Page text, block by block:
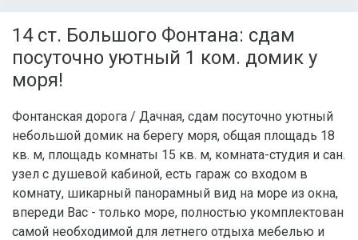
14 ст. Большого Фонтана: сдам
посуточно уютный 1 ком. домик у
моря!
Фонтанская дорога / Дачная, сдам посуточно уютный
небольшой домик на берегу моря, общая площадь 18
кв. м, площадь комнаты 15 кв. м, комната-студия и сан.
узел с душевой кабиной, есть гараж со входом в
комнату, шикарный панорамный вид на море из окна,
впереди Вас - только море, полностью укомплектован
самой необходимой для летнего отдыха мебелью и